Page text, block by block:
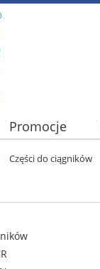
Promocje
Części do ciągników